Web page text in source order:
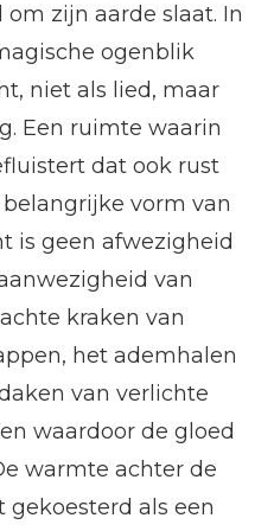
zijn aarde slaat. In
ogenblik
niet als lied, maar
Een ruimte waarin
dat ook rust
vorm van
is geen afwezigheid
van
kraken van
het ademhalen
van verlichte
waardoor de gloed
warmte achter de
als een